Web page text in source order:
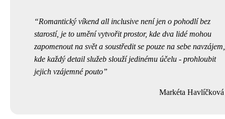
Romantický víkend all inclusive není jen o pohodlí bez
starostí, je to umění vytvořit prostor, kde dva lidé mohou
zapomenout na svět a soustředit se pouze na sebe navzájem,
kde každý detail služeb slouží jedinému účelu - prohloubit
jejich vzájemné pouto
Markéta Havlíčková